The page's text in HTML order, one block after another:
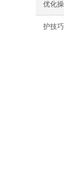
优化
护技巧